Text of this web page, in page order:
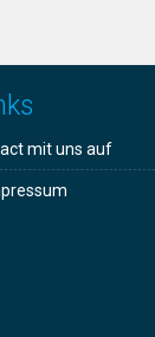
mit uns auf